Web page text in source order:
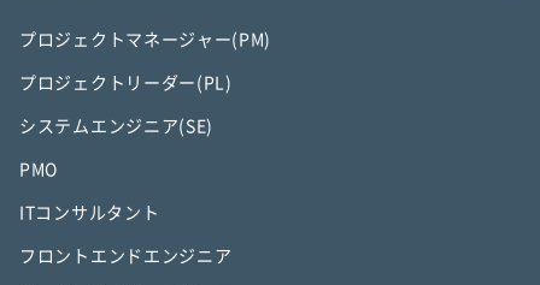
プロジェクトマネージャー(PM)
プロジェクトリーダー(PL)
システムエンジニア(SE)
PMO
ITコンサルタント
フロントエンドエンジニア